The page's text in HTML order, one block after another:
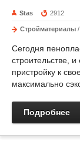
Stas 2912
Стройматериалы /
Сегодня
строительстве,
пристройку к
максимально
Подробнее